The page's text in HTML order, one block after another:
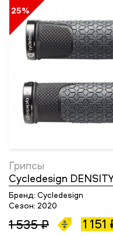
25%
Грипсы
Cycledesign
Бренд: Cycledesign
Сезон: 2020
1 535 ₽ 1 151